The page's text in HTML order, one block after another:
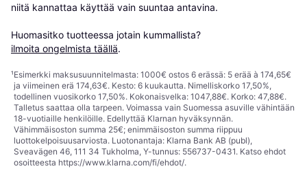
niitä kannattaa käyttää vain suuntaa antavina.
Huomasitko tuotteessa jotain kummallista?
ilmoita ongelmista täällä.
¹Esimerkki maksusuunnitelmasta: 1000€ ostos 6 erässä: 5 erää à 174,65€
ja viimeinen erä 174,63€. Kesto: 6 kuukautta. Nimelliskorko 17,50%,
todellinen vuosikorko 17,50%. Kokonaisvelka: 1047,88€. Korko: 47,88€.
Talletus saattaa olla tarpeen. Voimassa vain Suomessa asuville vähintään
18-vuotiaille henkilöille. Edellyttää Klarnan hyväksynnän.
Vähimmäisoston summa 25€; enimmäisoston summa riippuu
luottokelpoisuusarviosta. Luotonantaja: Klarna Bank AB (publ),
Sveavägen 46, 111 34 Tukholma, Y-tunnus: 556737-0431. Katso ehdot
osoitteesta https://www.klarna.com/fi/ehdot/.